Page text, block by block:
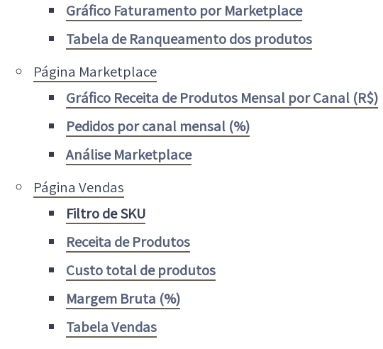
Gráfico Faturamento por Marketplace
Tabela de Ranqueamento dos produtos
Página Marketplace
Gráfico Receita de Produtos Mensal por Canal (R$)
Pedidos por canal mensal (%)
Análise Marketplace
Página Vendas
Filtro de SKU
Receita de Produtos
Custo total de produtos
Margem Bruta (%)
Tabela Vendas